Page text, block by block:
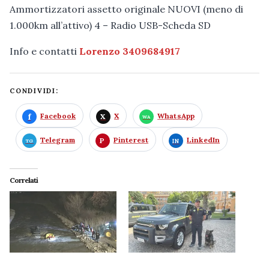
Ammortizzatori assetto originale NUOVI (meno di
1.000km all’attivo) 4 – Radio USB-Scheda SD
Info e contatti Lorenzo 3409684917
CONDIVIDI:
Facebook X WhatsApp
Telegram Pinterest LinkedIn
Correlati